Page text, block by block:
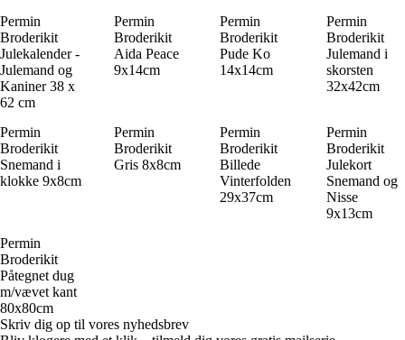
Permin
Broderikit
Julekalender -
Julemand og
Kaniner 38 x
62 cm
Permin
Broderikit
Aida Peace
9x14cm
Permin
Broderikit
Pude Ko
14x14cm
Permin
Broderikit
Julemand i
skorsten
32x42cm
Permin
Broderikit
Snemand i
klokke 9x8cm
Permin
Broderikit
Gris 8x8cm
Permin
Broderikit
Billede
Vinterfolden
29x37cm
Permin
Broderikit
Julekort
Snemand og
Nisse
9x13cm
Permin
Broderikit
Påtegnet dug
m/vævet kant
80x80cm
Skriv dig op til vores nyhedsbrev